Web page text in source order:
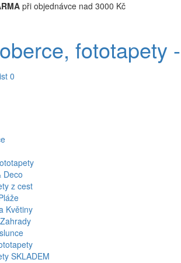
při objednávce nad 3000 Kč
fototapety
0
Deco
z cest
Květiny
SKLADEM